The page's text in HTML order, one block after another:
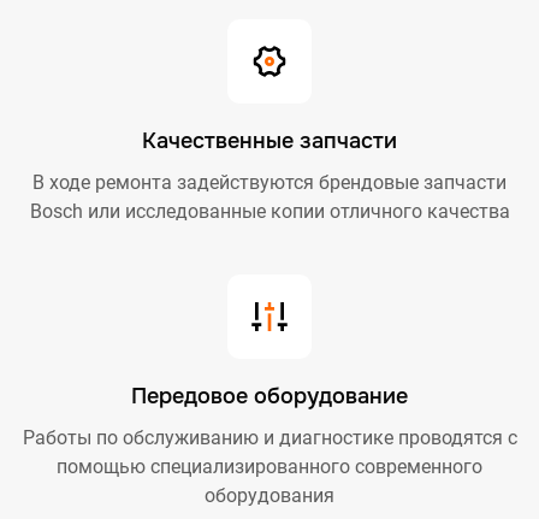
Качественные запчасти
В ходе ремонта задействуются брендовые запчасти
Bosch или исследованные копии отличного качества
Передовое оборудование
Работы по обслуживанию и диагностике проводятся с
помощью специализированного современного
оборудования